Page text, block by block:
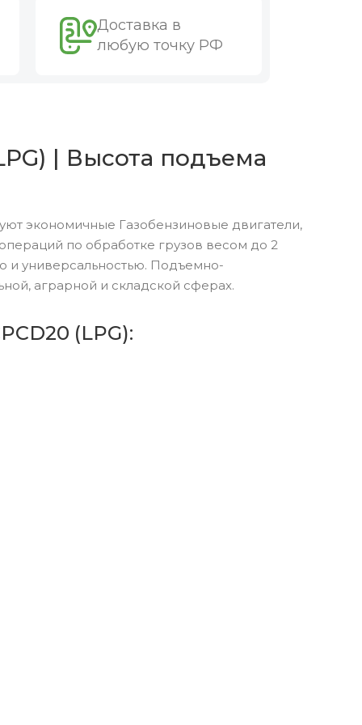
Доставка в
любую точку РФ
| Высота подъема
экономичные Газобензиновые двигатели,
по обработке грузов весом до 2
и универсальностью. Подъемно-
аграрной и складской сферах.
(LPG):